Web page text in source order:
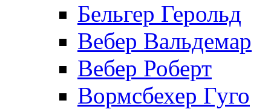
Бельгер Герольд
Вебер Вальдемар
Вебер Роберт
Вормсбехер Гуго